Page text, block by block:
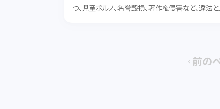
つ、児童ポルノ、名誉毀損、著作権侵害など、違法と
chevron_left 前の